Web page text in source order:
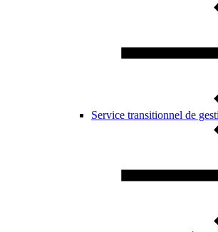
Service transitionnel de